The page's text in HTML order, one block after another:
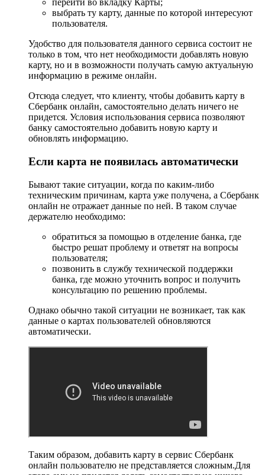
перейти во вкладку Карты;
выбрать ту карту, данные по которой интересуют
пользователя.
Удобство для пользователя данного сервиса состоит не
только в том, что нет необходимости добавлять новую
карту, но и в возможности получать самую актуальную
информацию в режиме онлайн.
Отсюда следует, что клиенту, чтобы добавить карту в
Сбербанк онлайн, самостоятельно делать ничего не
придется. Условия использования сервиса позволяют
банку самостоятельно добавить новую карту и
обновлять информацию.
Если карта не появилась автоматически
Бывают такие ситуации, когда по каким-либо
техническим причинам, карта уже получена, а Сбербанк
онлайн не отражает данные по ней. В таком случае
держателю необходимо:
обратиться за помощью в отделение банка, где
быстро решат проблему и ответят на вопросы
пользователя;
позвонить в службу технической поддержки
банка, где можно уточнить вопрос и получить
консультацию по решению проблемы.
Однако обычно такой ситуации не возникает, так как
данные о картах пользователей обновляются
автоматически.
Таким образом, добавить карту в сервис Сбербанк
онлайн пользователю не представляется сложным.Для